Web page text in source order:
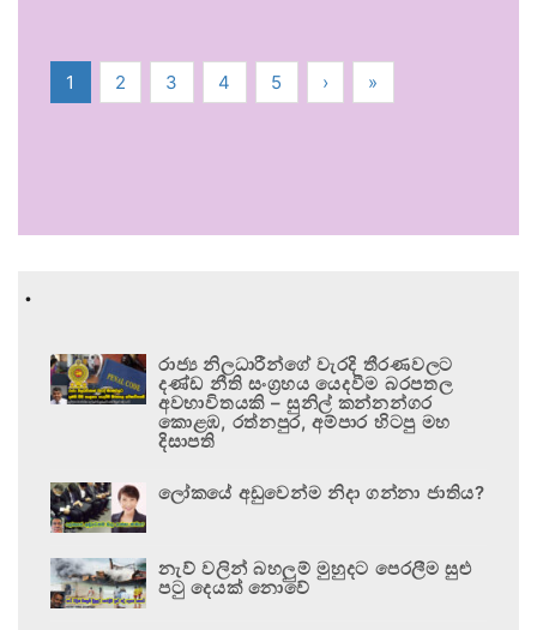
1 2 3 4 5 › »
.
රාජ්‍ය නිලධාරීන්ගේ වැරදි තීරණවලට
දණ්ඩ නීති සංග්‍රහය යෙදවීම බරපතල
අවභාවිතයකි – සුනිල් කන්නන්ගර
කොළඹ, රත්නපුර, අම්පාර හිටපු මහ
දිසාපති
ලෝකයේ අඩුවෙන්ම නිදා ගන්නා ජාතිය?
නැව් වලින් බහලුම් මුහුදට පෙරලීම සුළු
පටු දෙයක් නොවේ